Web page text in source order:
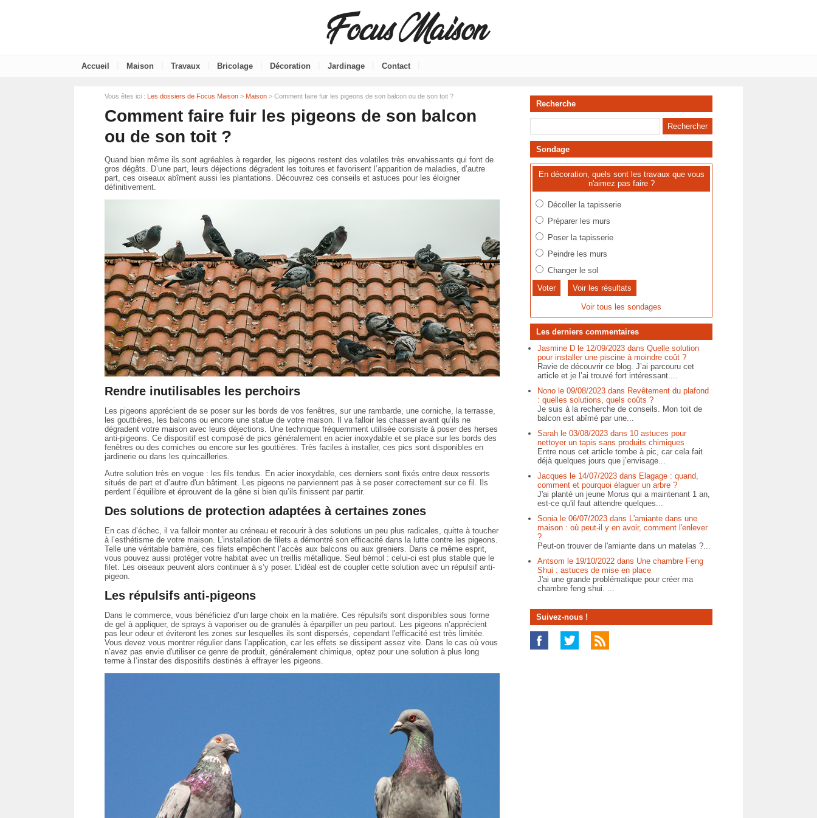
Accueil Maison Travaux Bricolage Décoration Jardinage Contact
Vous êtes ici : Les dossiers de Focus Maison > Maison > Comment faire fuir les pigeons de son balcon ou de son toit ?
Comment faire fuir les pigeons de son balcon
ou de son toit ?
Quand bien même ils sont agréables à regarder, les pigeons restent des volatiles très envahissants qui font de
gros dégâts. D’une part, leurs déjections dégradent les toitures et favorisent l’apparition de maladies, d’autre
part, ces oiseaux abîment aussi les plantations. Découvrez ces conseils et astuces pour les éloigner
définitivement.
Rendre inutilisables les perchoirs
Les pigeons apprécient de se poser sur les bords de vos fenêtres, sur une rambarde, une corniche, la terrasse,
les gouttières, les balcons ou encore une statue de votre maison. Il va falloir les chasser avant qu’ils ne
dégradent votre maison avec leurs déjections. Une technique fréquemment utilisée consiste à poser des herses
anti-pigeons. Ce dispositif est composé de pics généralement en acier inoxydable et se place sur les bords des
fenêtres ou des corniches ou encore sur les gouttières. Très faciles à installer, ces pics sont disponibles en
jardinerie ou dans les quincailleries.
Autre solution très en vogue : les fils tendus. En acier inoxydable, ces derniers sont fixés entre deux ressorts
situés de part et d’autre d'un bâtiment. Les pigeons ne parviennent pas à se poser correctement sur ce fil. Ils
perdent l’équilibre et éprouvent de la gêne si bien qu’ils finissent par partir.
Des solutions de protection adaptées à certaines zones
En cas d’échec, il va falloir monter au créneau et recourir à des solutions un peu plus radicales, quitte à toucher
à l’esthétisme de votre maison. L’installation de filets a démontré son efficacité dans la lutte contre les pigeons.
Telle une véritable barrière, ces filets empêchent l’accès aux balcons ou aux greniers. Dans ce même esprit,
vous pouvez aussi protéger votre habitat avec un treillis métallique. Seul bémol : celui-ci est plus stable que le
filet. Les oiseaux peuvent alors continuer à s’y poser. L’idéal est de coupler cette solution avec un répulsif anti-
pigeon.
Les répulsifs anti-pigeons
Dans le commerce, vous bénéficiez d’un large choix en la matière. Ces répulsifs sont disponibles sous forme
de gel à appliquer, de sprays à vaporiser ou de granulés à éparpiller un peu partout. Les pigeons n’apprécient
pas leur odeur et éviteront les zones sur lesquelles ils sont dispersés, cependant l'efficacité est très limitée.
Vous devez vous montrer régulier dans l’application, car les effets se dissipent assez vite. Dans le cas où vous
n’avez pas envie d'utiliser ce genre de produit, généralement chimique, optez pour une solution à plus long
terme à l’instar des dispositifs destinés à effrayer les pigeons.
Recherche
Sondage
En décoration, quels sont les travaux que vous
n'aimez pas faire ?
Décoller la tapisserie
Préparer les murs
Poser la tapisserie
Peindre les murs
Changer le sol
Voir les résultats
Voir tous les sondages
Les derniers commentaires
Jasmine D le 12/09/2023 dans Quelle solution
pour installer une piscine à moindre coût ?
Ravie de découvrir ce blog. J’ai parcouru cet
article et je l’ai trouvé fort intéressant....
Nono le 09/08/2023 dans Revêtement du plafond
: quelles solutions, quels coûts ?
Je suis à la recherche de conseils. Mon toit de
balcon est abîmé par une...
Sarah le 03/08/2023 dans 10 astuces pour
nettoyer un tapis sans produits chimiques
Entre nous cet article tombe à pic, car cela fait
déjà quelques jours que j’envisage...
Jacques le 14/07/2023 dans Elagage : quand,
comment et pourquoi élaguer un arbre ?
J'ai planté un jeune Morus qui a maintenant 1 an,
est-ce qu'il faut attendre quelques...
Sonia le 06/07/2023 dans L'amiante dans une
maison : où peut-il y en avoir, comment l'enlever
?
Peut-on trouver de l'amiante dans un matelas ?...
Antsom le 19/10/2022 dans Une chambre Feng
Shui : astuces de mise en place
J'ai une grande problématique pour créer ma
chambre feng shui. ...
Suivez-nous !